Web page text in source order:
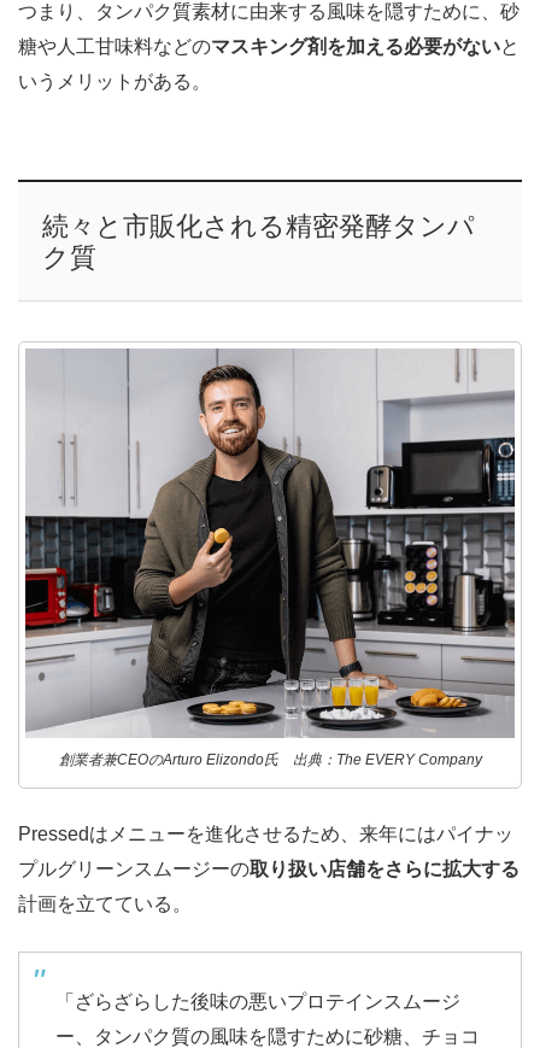
つまり、タンパク質素材に由来する風味を隠すために、砂
糖や人工甘味料などのマスキング剤を加える必要がないと
いうメリットがある。
続々と市販化される精密発酵タンパ
ク質
創業者兼CEOのArturo Elizondo氏 出典：The EVERY Company
Pressedはメニューを進化させるため、来年にはパイナッ
プルグリーンスムージーの取り扱い店舗をさらに拡大する
計画を立てている。
「ざらざらした後味の悪いプロテインスムージ
ー、タンパク質の風味を隠すために砂糖、チョコ